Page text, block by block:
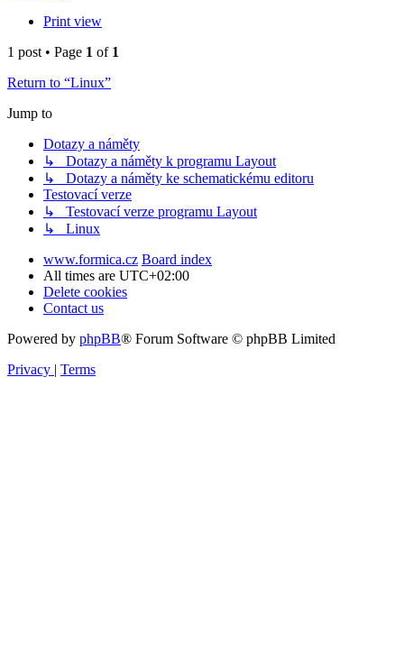
Print view
1 post • Page 1 of 1
Return to “Linux”
Jump to
Dotazy a náměty
↳ Dotazy a náměty k programu Layout
↳ Dotazy a náměty ke schematickému editoru
Testovací verze
↳ Testovací verze programu Layout
↳ Linux
www.formica.cz Board index
All times are UTC+02:00
Delete cookies
Contact us
Powered by phpBB® Forum Software © phpBB Limited
Privacy | Terms